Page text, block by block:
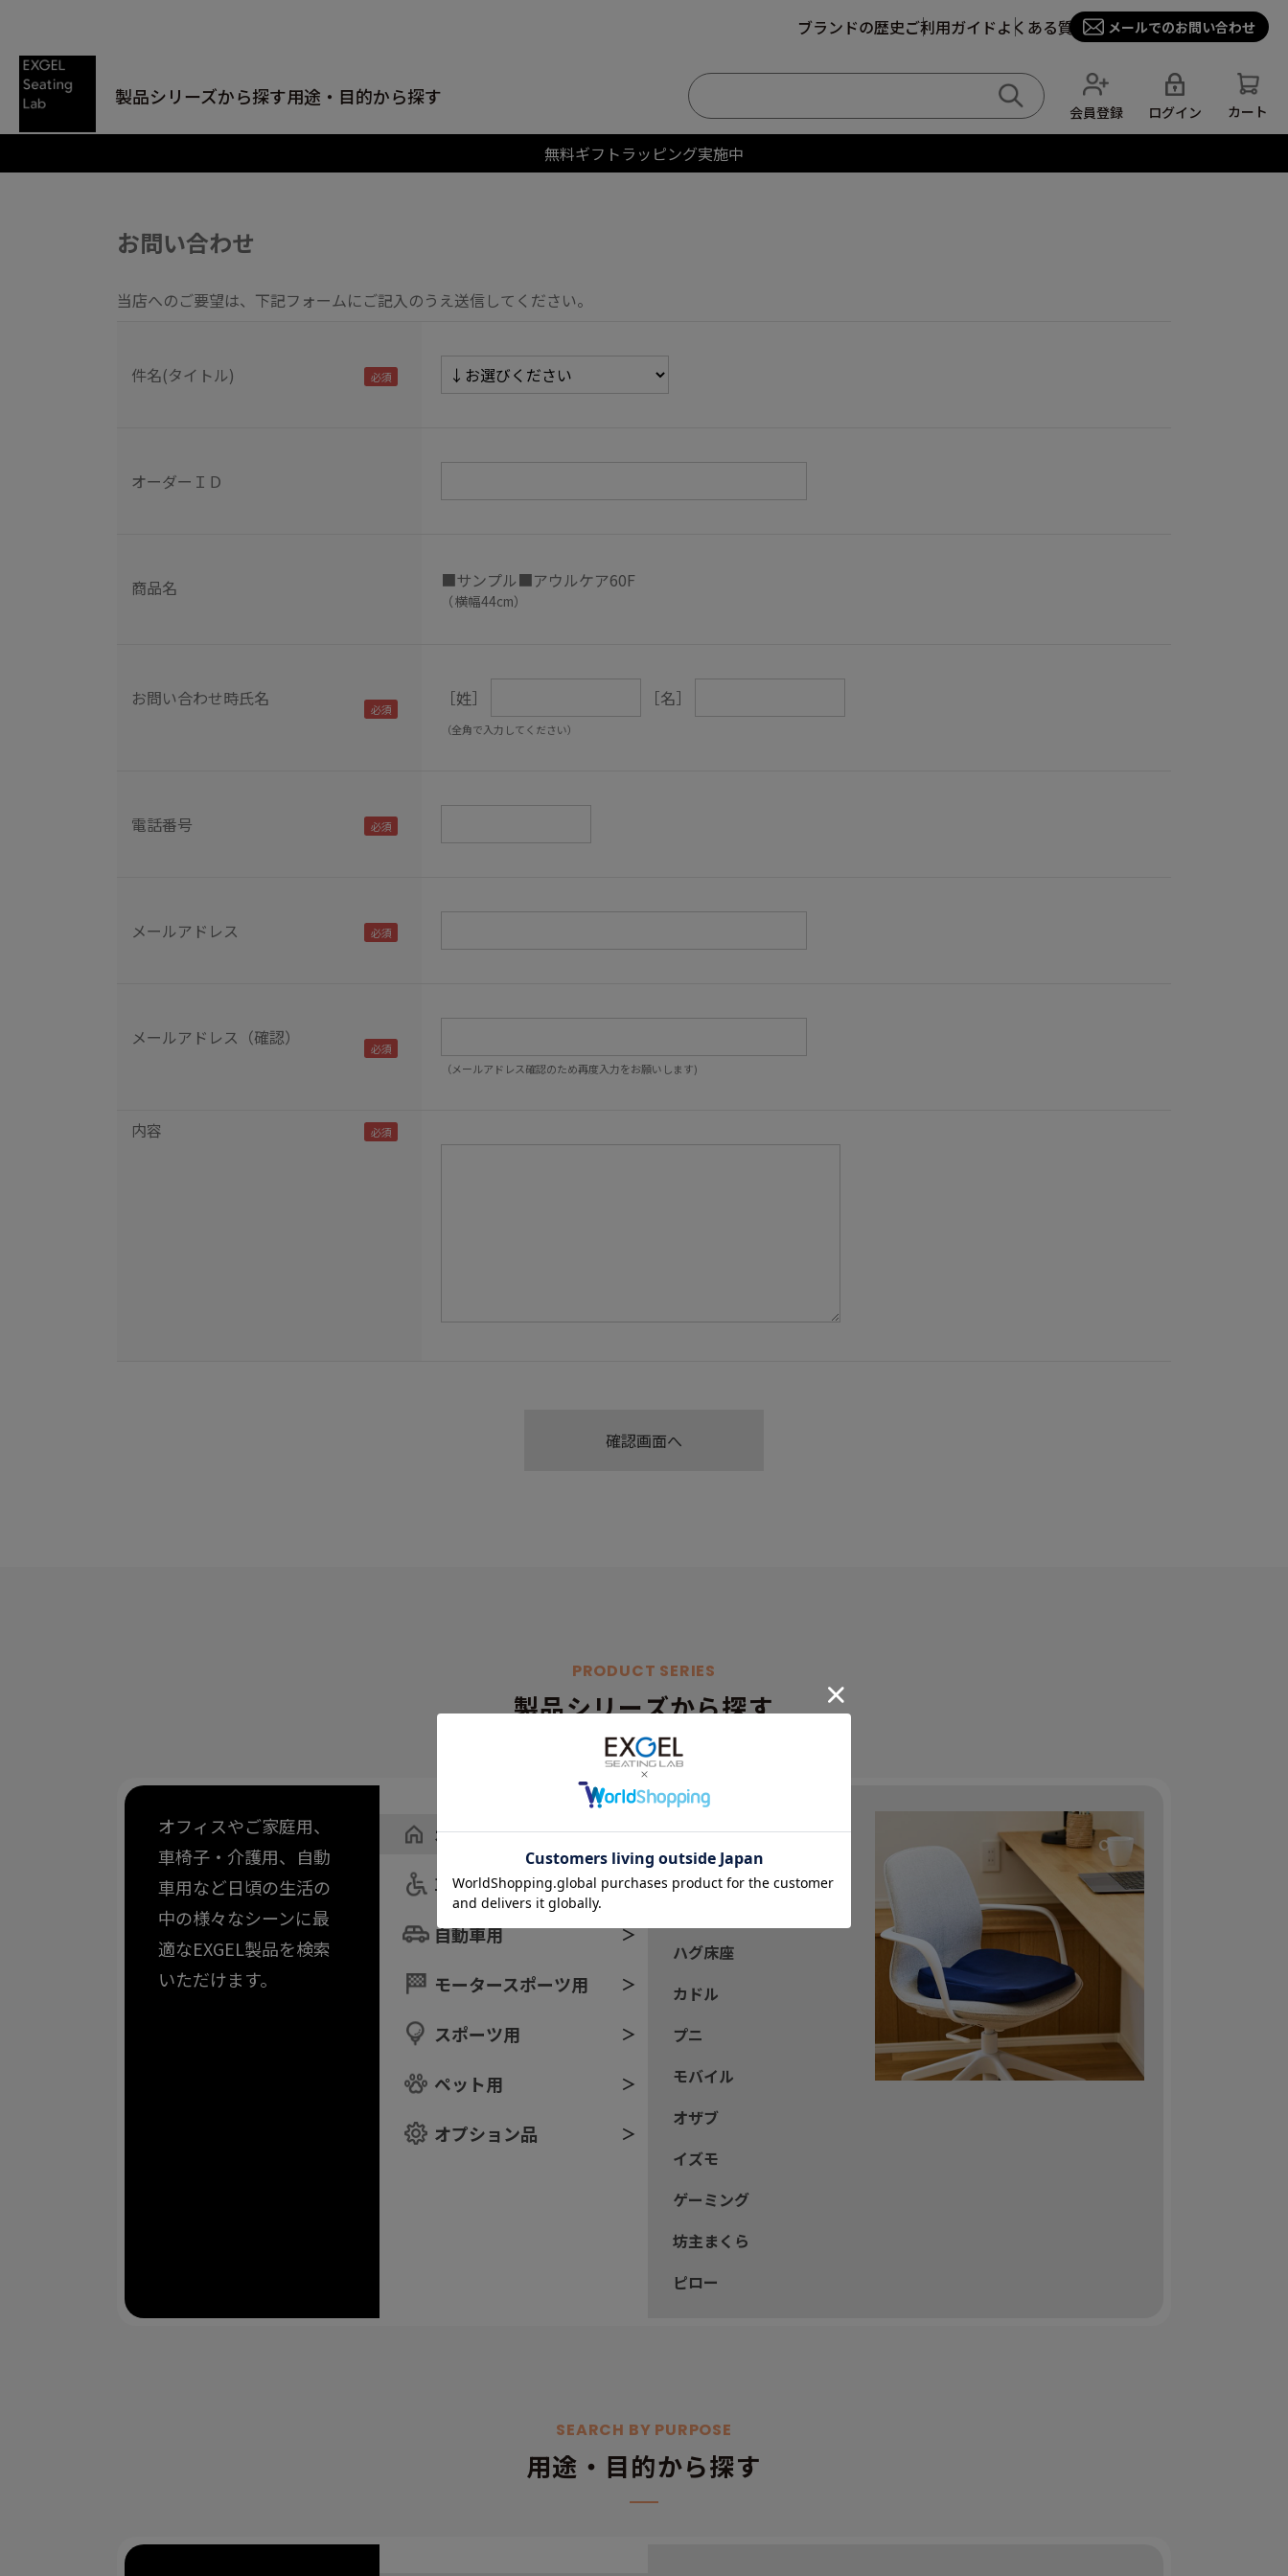
ブランドの歴史ご利用ガイドよくある質問 メールでのお問い合わせ
製品シリーズから探す用途・目的から探す
会員登録 ログイン カート
無料ギフトラッピング実施中
お問い合わせ
当店へのご要望は、下記フォームにご記入のうえ送信してください。
件名(タイトル)
オーダーＩＤ
商品名 ■サンプル■アウルケア60F
（横幅44cm）
お問い合わせ時氏名 ［姓］ ［名］
（全角で入力してください）
電話番号
メールアドレス
メールアドレス（確認）
（メールアドレス確認のため再度入力をお願いします)
内容
PRODUCT SERIES
製品シリーズから探す
オフィスやご家庭用、
車椅子・介護用、自動
車用など日頃の生活の
中の様々なシーンに最
適なEXGEL製品を検索
いただけます。
オフィス・家庭用
車椅子・介護用
自動車用
モータースポーツ用
スポーツ用
ペット用
オプション品
すべて
ザ・アウル
ハグ床座
カドル
プニ
モバイル
オザブ
イズモ
ゲーミング
坊主まくら
ピロー
SEARCH BY PURPOSE
用途・目的から探す